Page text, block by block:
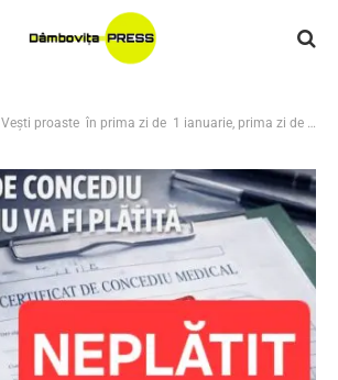
Vești proaste în prima zi de 1 ianuarie, prima zi de concediu neplătită